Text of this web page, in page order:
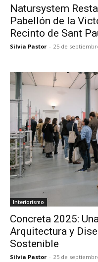
Natursystem
Pabellón de la
Recinto de Sant
Silvia Pastor - 25 de
Interiorismo
Concreta 2025:
Arquitectura y
Sostenible
Silvia Pastor - 25 de